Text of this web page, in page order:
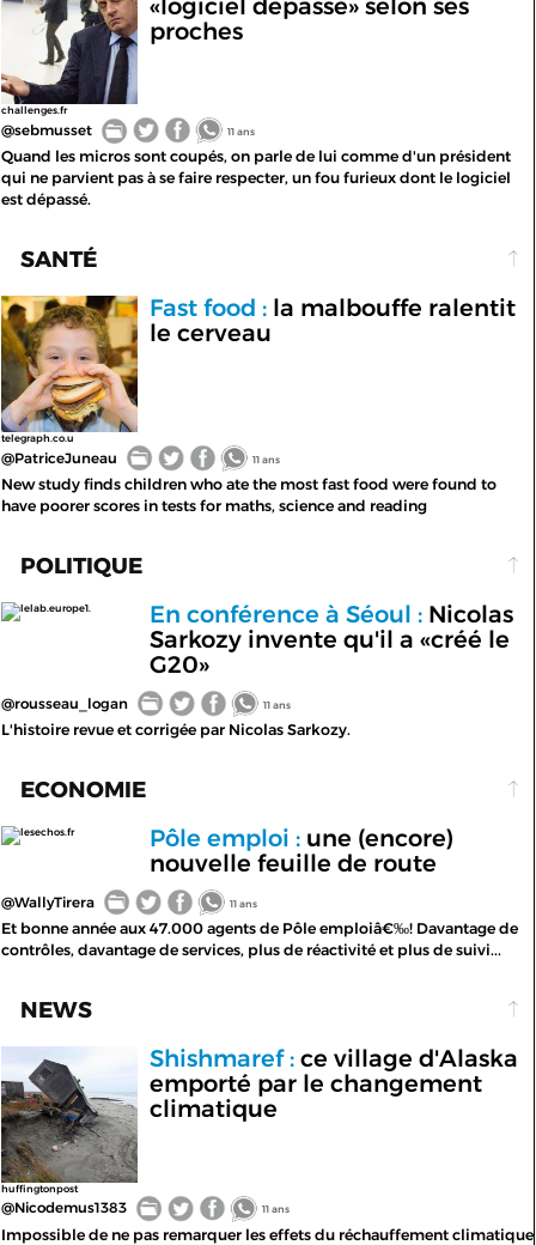
challenges.fr
proches
@sebmusset 11 ans
Quand les micros sont coupés, on parle de lui comme d'un président
qui ne parvient pas à se faire respecter, un fou furieux dont le logiciel
est dépassé.
SANTÉ
telegraph.co.u
Fast food :la malbouffe ralentit
le cerveau
@PatriceJuneau 11 ans
New study finds children who ate the most fast food were found to
have poorer scores in tests for maths, science and reading
POLITIQUE
lelab.europe1. En conférence à Séoul :Nicolas
Sarkozy invente qu'il a «créé le
G20»
@rousseau_logan 11 ans
L'histoire revue et corrigée par Nicolas Sarkozy.
ECONOMIE
lesechos.fr Pôle emploi :une (encore)
nouvelle feuille de route
@WallyTirera 11 ans
Et bonne année aux 47.000 agents de Pôle emploiâ€‰! Davantage de
contrôles, davantage de services, plus de réactivité et plus de suivi...
NEWS
huffingtonpost
Shishmaref :ce village d'Alaska
emporté par le changement
climatique
@Nicodemus1383 11 ans
Impossible de ne pas remarquer les effets du réchauffement climatique